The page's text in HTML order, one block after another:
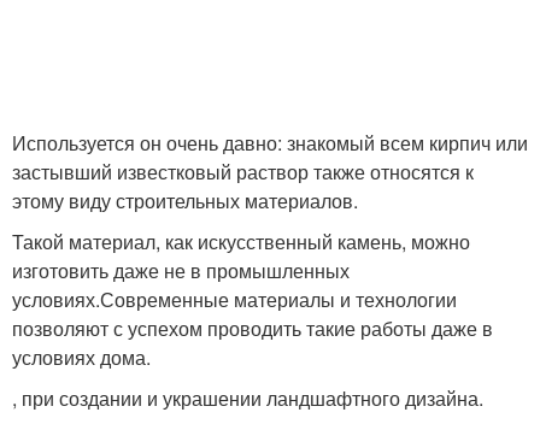
Используется он очень давно: знакомый всем кирпич или
застывший известковый раствор также относятся к
этому виду строительных материалов.
Такой материал, как искусственный камень, можно
изготовить даже не в промышленных
условиях.Современные материалы и технологии
позволяют с успехом проводить такие работы даже в
условиях дома.
, при создании и украшении ландшафтного дизайна.